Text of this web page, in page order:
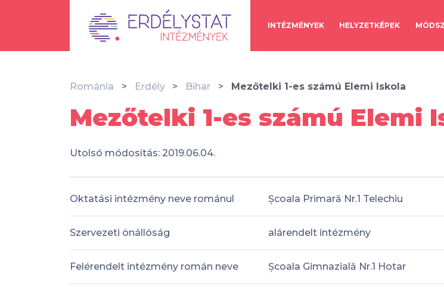
INTÉZMÉNYEK HELYZETKÉPEK
Románia Erdély Bihar Mezőtelki 1-es számú Elemi Iskola
Mezőtelki 1-es számú Elemi
Utolsó módosítás: 2019.06.04.
Oktatási intézmény neve románul Școala Primară Nr.1 Telechiu
Szervezeti önállóság alárendelt intézmény
Felérendelt intézmény román neve Școala Gimnazială Nr.1 Hotar